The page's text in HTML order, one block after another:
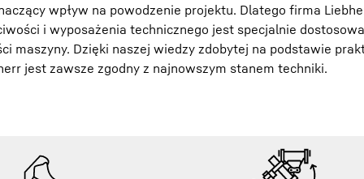
wpływ na powodzenie projektu. Dlatego firma
i wyposażenia technicznego jest specjalnie
maszyny. Dzięki naszej wiedzy zdobytej na podstawie
jest zawsze zgodny z najnowszym stanem techniki.